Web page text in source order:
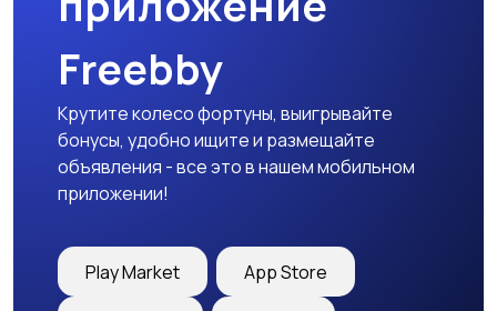
Freebby
Крутите колесо фортуны, выигрывайте
бонусы, удобно ищите и размещайте
объявления - все это в нашем мобильном
приложении!
Play Market App Store